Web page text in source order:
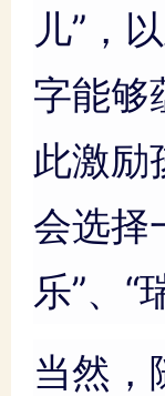
儿”，
字能够
此激励
会选择
乐”、
当然，